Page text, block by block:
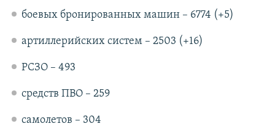
боевых бронированных машин – 6774 (+5)
артиллерийских систем – 2503 (+16)
РСЗО – 493
средств ПВО – 259
самолетов – 304